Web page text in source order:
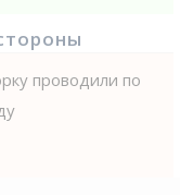
проводили по